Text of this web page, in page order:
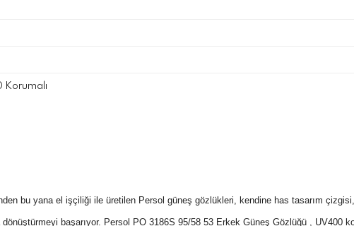
Korumalı
bu yana el işçiliği ile üretilen Persol güneş gözlükleri, kendine has tasarım
başarıyor. Persol PO 3186S 95/58 53 Erkek Güneş Gözlüğü , UV400